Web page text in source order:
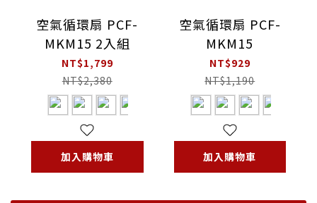
空氣循環扇 PCF-
MKM15 2入組
NT$1,799
NT$2,380
加入購物車
空氣循環扇 PCF-
MKM15
NT$929
NT$1,190
加入購物車